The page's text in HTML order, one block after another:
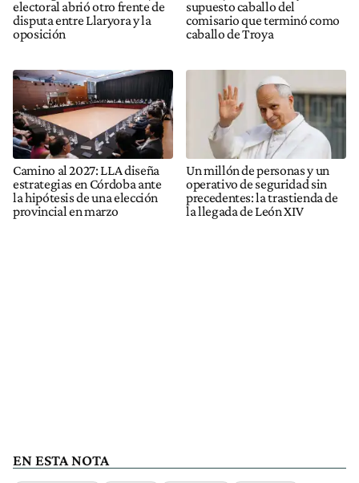
electoral abrió otro frente de
disputa entre Llaryora y la
oposición
supuesto caballo del
comisario que terminó como
caballo de Troya
Camino al 2027: LLA diseña
estrategias en Córdoba ante
la hipótesis de una elección
provincial en marzo
Un millón de personas y un
operativo de seguridad sin
precedentes: la trastienda de
la llegada de León XIV
EN ESTA NOTA